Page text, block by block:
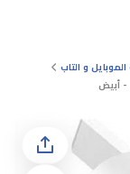
و التاب